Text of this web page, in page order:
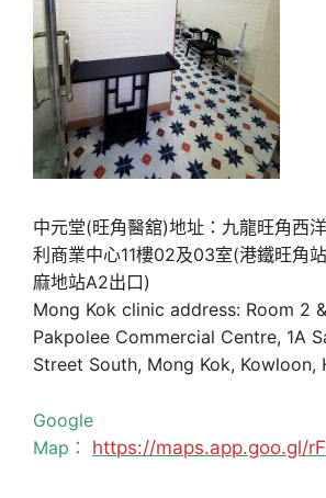
中元堂(旺角醫舘)地址：九龍旺角西
利商業中心11樓02及03室(港鐵旺角
麻地站A2出口)
Mong Kok clinic address: Room 2 &
Pakpolee Commercial Centre, 1A
Street South, Mong Kok, Kowloon,
Google
Map： https://maps.app.goo.gl/